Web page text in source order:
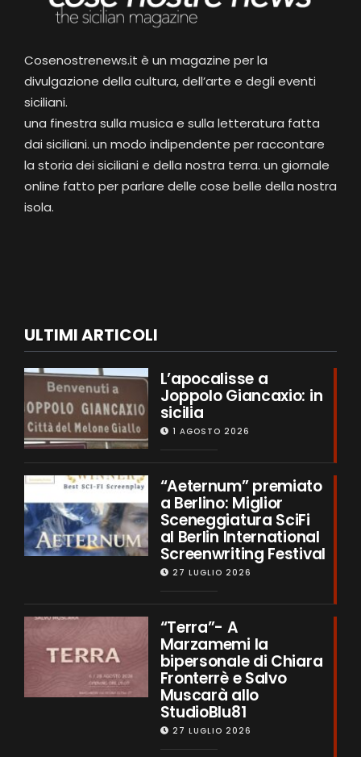
Cosenostrenews.it è un magazine per la
divulgazione della cultura, dell’arte e degli eventi
siciliani.
una finestra sulla musica e sulla letteratura fatta
dai siciliani. un modo indipendente per raccontare
la storia dei siciliani e della nostra terra. un giornale
online fatto per parlare delle cose belle della nostra
isola.
ULTIMI ARTICOLI
L’apocalisse a
Joppolo Giancaxio: in
sicilia
1 AGOSTO 2026
“Aeternum” premiato
a Berlino: Miglior
Sceneggiatura SciFi
al Berlin International
Screenwriting Festival
27 LUGLIO 2026
“Terra”- A
Marzamemi la
bipersonale di Chiara
Fronterrè e Salvo
Muscarà allo
StudioBlu81
27 LUGLIO 2026